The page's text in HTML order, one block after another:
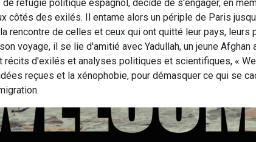
réfugié politique espagnol, décide de s'engager, en
côtés des exilés. Il entame alors un périple de Paris
rencontre de celles et ceux qui ont quitté leur pays, leurs
voyage, il se lie d'amitié avec Yadullah, un jeune Afghan
récits d'exilés et analyses politiques et scientifiques, «
reçues et la xénophobie, pour démasquer ce qui se